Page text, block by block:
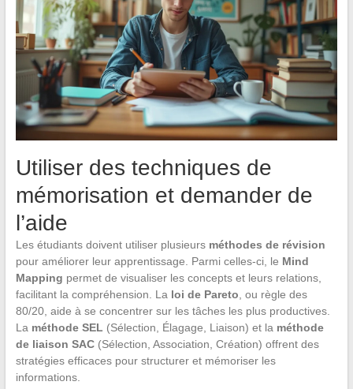
Utiliser des techniques de
mémorisation et demander de
l’aide
Les étudiants doivent utiliser plusieurs méthodes de révision
pour améliorer leur apprentissage. Parmi celles-ci, le Mind
Mapping permet de visualiser les concepts et leurs relations,
facilitant la compréhension. La loi de Pareto, ou règle des
80/20, aide à se concentrer sur les tâches les plus productives.
La méthode SEL (Sélection, Élagage, Liaison) et la méthode
de liaison SAC(Sélection, Association, Création) offrent des
stratégies efficaces pour structurer et mémoriser les
informations.